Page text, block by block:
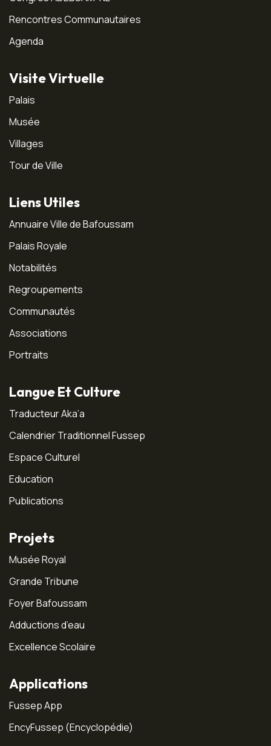
Rencontres Communautaires
Agenda
Visite Virtuelle
Palais
Musée
Villages
Tour de Ville
Liens Utiles
Annuaire Ville de Bafoussam
Palais Royale
Notabilités
Regroupements
Communautés
Associations
Portraits
Langue Et Culture
Traducteur Aka’a
Calendrier Traditionnel Fussep
Espace Culturel
Education
Publications
Projets
Musée Royal
Grande Tribune
Foyer Bafoussam
Adductions d’eau
Excellence Scolaire
Applications
Fussep App
EncyFussep (Encyclopédie)